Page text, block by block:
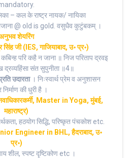
– कल के राष्ट्र नायक/ नायिका
@ old is gold. वसुधैव कुटुंबकम् ।
शेयरिंग
जी (IES, गाजियाबाद, उ॰ प्र॰)
परि कहै न जाना ॥ निज परिताप द्रवइ
द्रव्यहिंसा संत सुपुनीता ॥4॥
उदारता। निःस्वार्थ प्रेम व अनुशासन
निर्माण की धुरी है ।
Master in Yoga, मुंबई,
महाराष्ट्र)
हठयोग सिद्धि, परिष्कृत पंचकोश etc.
Engineer in BHL, हैदराबाद, उ॰
प्र॰)
शील, स्पष्ट दृष्टिकोण etc ।